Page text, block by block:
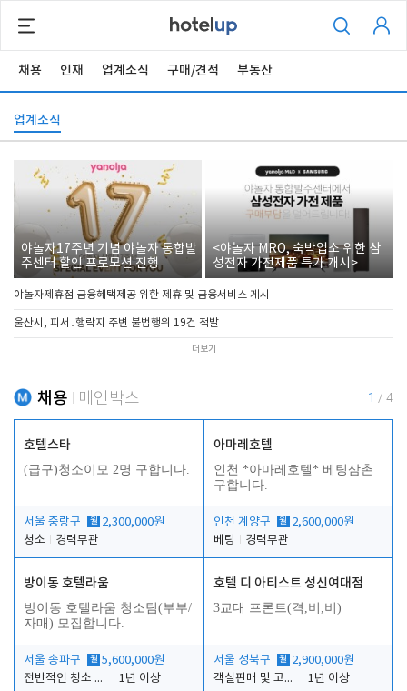
채용 인재 업계소식 구매/견적 부동산
업계소식
야놀자17주년 기념 야놀자 통합발
주센터 할인 프로모션 진행
<야놀자 MRO, 숙박업소 위한 삼
성전자 가전제품 특가 개시>
야놀자제휴점 금융혜택제공 위한 제휴 및 금융서비스 게시
울산시, 피서․행락지 주변 불법행위 19건 적발
더보기
채용 메인박스 1 / 4
호텔스타
(급구)청소이모 2명 구합니다.
서울 중랑구 월 2,300,000원
청소
경력무관
아마레호텔
인천 *아마레호텔* 베팅삼촌
구합니다.
인천 계양구 월 2,600,000원
베팅
경력무관
방이동 호텔라움
방이동 호텔라움 청소팀(부부/
자매) 모집합니다.
서울 송파구 월 5,600,000원
전반적인 청소 업무(객실청소.객실정리)
1년 이상
호텔 디 아티스트 성신여대점
3교대 프론트(격,비,비)
서울 성북구 월 2,900,000원
객실판매 및 고객응대
1년 이상